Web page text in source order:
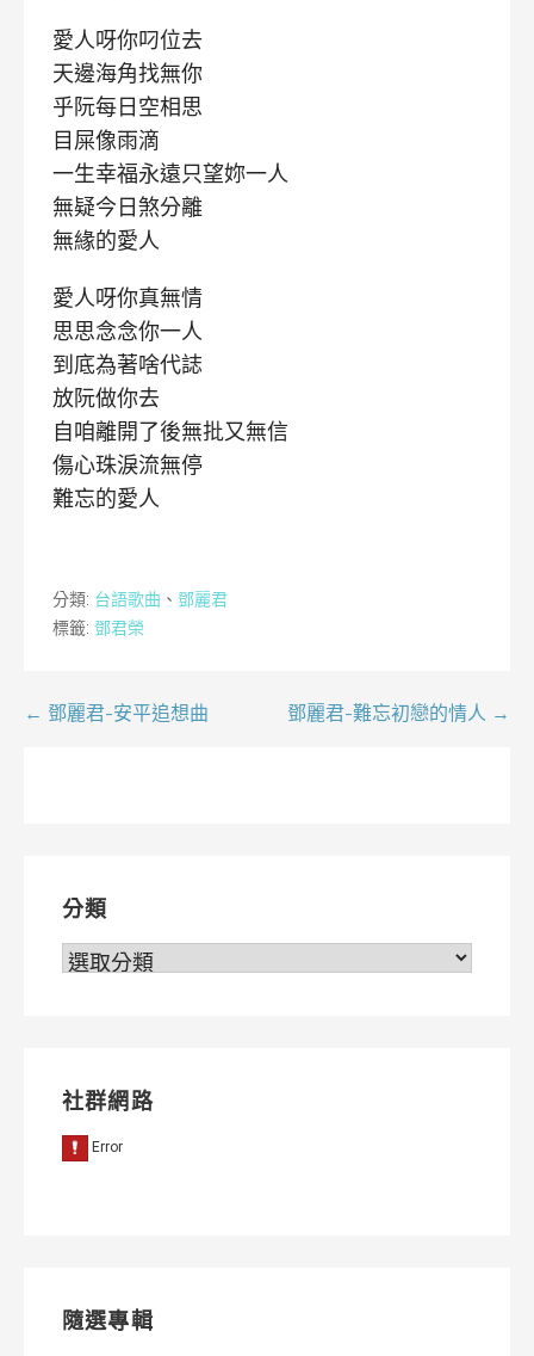
愛人呀你叼位去
天邊海角找無你
乎阮每日空相思
目屎像雨滴
一生幸福永遠只望妳一人
無疑今日煞分離
無緣的愛人
愛人呀你真無情
思思念念你一人
到底為著啥代誌
放阮做你去
自咱離開了後無批又無信
傷心珠淚流無停
難忘的愛人
分類: 台語歌曲 、 鄧麗君
標籤: 鄧君榮
文← 鄧麗君-安平追想曲 鄧麗君-難忘初戀的情人 →
分類
分
社群網路
隨選專輯